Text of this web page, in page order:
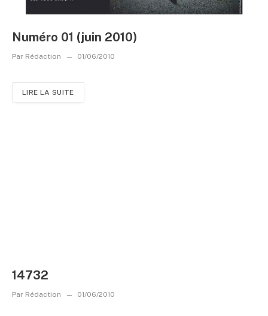
Numéro 01 (juin 2010)
Par Rédaction 01/06/2010
LIRE LA SUITE
14732
Par Rédaction 01/06/2010